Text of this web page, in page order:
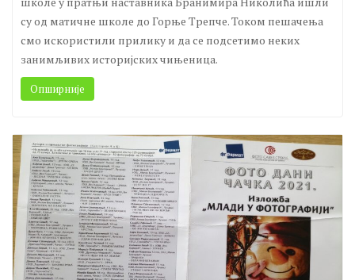
У жељи да се подсетимо значаја пешачења као обликa
спортске рекреације дана 23. децембра ученици наше
школе у пратњи наставника Бранимира Николића ишли
су од матичне школе до Горње Трепче. Током пешачења
смо искористили прилику и да се подсетимо неких
занимљивих историјских чињеница.
Опширније